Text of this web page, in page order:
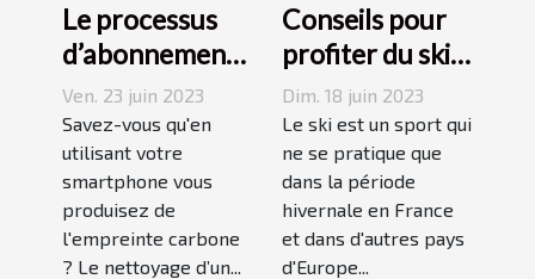
Le processus
d’abonnement
et de réduction
de votre
empreinte
carbone avec
un forfait
mobile
Ven. 23 juin 2023
Savez-vous qu'en
utilisant votre
smartphone vous
produisez de
l'empreinte carbone
? Le nettoyage d’un...
Conseils pour
profiter du ski
en juin, juillet,
août ou
septembre
Dim. 18 juin 2023
Le ski est un sport qui
ne se pratique que
dans la période
hivernale en France
et dans d'autres pays
d'Europe...